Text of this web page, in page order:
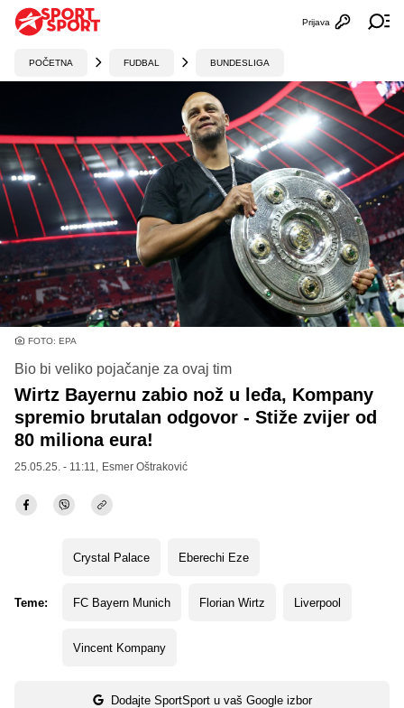
Otvori
Prijava
POČETNA FUDBAL BUNDESLIGA
FOTO: EPA
Bio bi veliko pojačanje za ovaj tim
Wirtz Bayernu zabio nož u leđa, Kompany
spremio brutalan odgovor - Stiže zvijer od
80 miliona eura!
25.05.25. - 11:11, Esmer Oštraković
Teme:
Crystal Palace Eberechi Eze
FC Bayern Munich Florian Wirtz Liverpool
Vincent Kompany
Dodajte SportSport u vaš Google izbor